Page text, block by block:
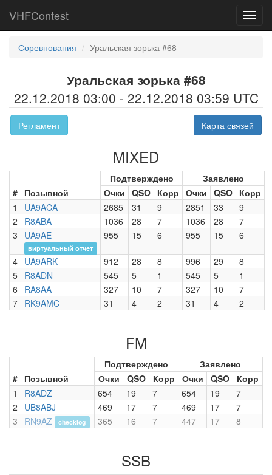
VHFContest
Соревнования Уральская зорька #68
Уральская зорька #68
22.12.2018 03:00 - 22.12.2018 03:59 UTC
Регламент Карта связей
MIXED
# Позывной
Подтверждено
Заявлено
Очки QSO Корр Очки QSO Корр
1
UA9ACA 2685 31 9 2851 33
9
2
R8ABA 1036 28 7 1036 28
7
3
UA9AE
виртуальный отчет
955 15 6 955 15 6
4 UA9ARK 912 28 8 996 29
8
5 R8ADN 545 5 1 545 5
1
6
RA8AA 327 10 7 327 10
7
7 RK9AMC 31 4 2 31 4 2
FM
# Позывной
Подтверждено
Заявлено
Очки
QSO Корр Очки QSO
Корр
1
R8ADZ 654 19 7 654 19
7
2
UB8ABJ 469 17 7 469 17
7
3
RN9AZ checklog 365 16 7 447 17 8
SSB